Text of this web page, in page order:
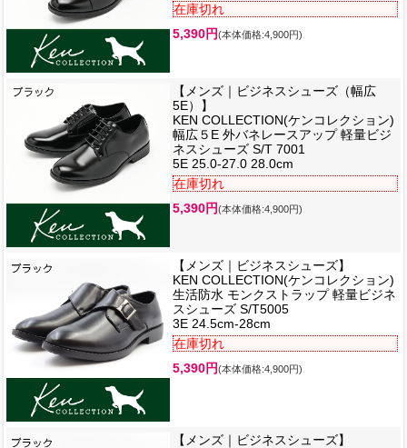
在庫切れ
5,390円(本体価格:4,900円)
【メンズ｜ビジネスシューズ（幅広
5E）】
KEN COLLECTION(ケンコレクション)
幅広５E 外バネレースアップ 軽量ビジ
ネスシューズ S/T 7001
5E 25.0-27.0 28.0cm
在庫切れ
5,390円(本体価格:4,900円)
【メンズ｜ビジネスシューズ】
KEN COLLECTION(ケンコレクション)
生活防水 モンクストラップ 軽量ビジネ
スシューズ S/T5005
3E 24.5cm-28cm
在庫切れ
5,390円(本体価格:4,900円)
【メンズ｜ビジネスシューズ】